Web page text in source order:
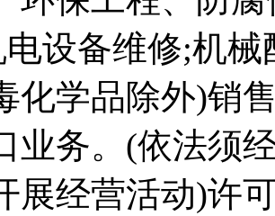
设备维修;机
化学品除外)销
业务。(依法须
展经营活动)许